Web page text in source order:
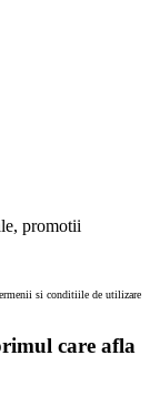
promotii
si conditiile de utilizare
care afla